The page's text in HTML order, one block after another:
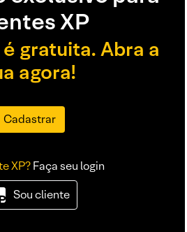
XP
gratuita. Abra a
agora!
Cadastrar
XP?Faça seu login
Sou cliente